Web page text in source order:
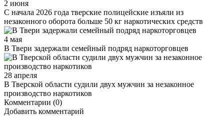
2 июня
С начала 2026 года тверские полицейские изъяли из
незаконного оборота больше 50 кг наркотических средств
4 мая
В Твери задержали семейный подряд наркоторговцев
28 апреля
В Тверской области судили двух мужчин за незаконное
производство наркотиков
Комментарии (0)
Добавить комментарий